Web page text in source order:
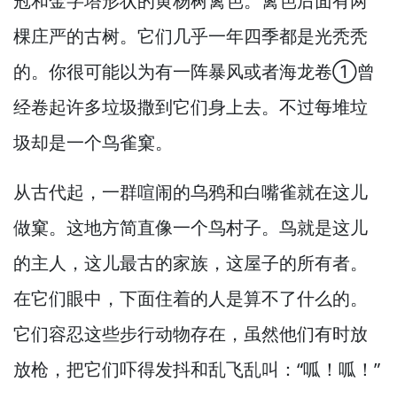
棵庄严的古树。 它们几乎一年四季都是光秃秃
的。 你很可能以为有一阵暴风或者海龙卷①曾
经卷起许多垃圾撒到它们身上去。 不过每堆垃
圾却是一个鸟雀窠。
从古代起， 一群喧闹的乌鸦和白嘴雀就在这儿
做窠。 这地方简直像一个鸟村子。 鸟就是这儿
的主人， 这儿最古的家族， 这屋子的所有者。
在它们眼中， 下面住着的人是算不了什么的。
它们容忍这些步行动物存在， 虽然他们有时放
放枪， 把它们吓得发抖和乱飞乱叫：“呱！ 呱！”